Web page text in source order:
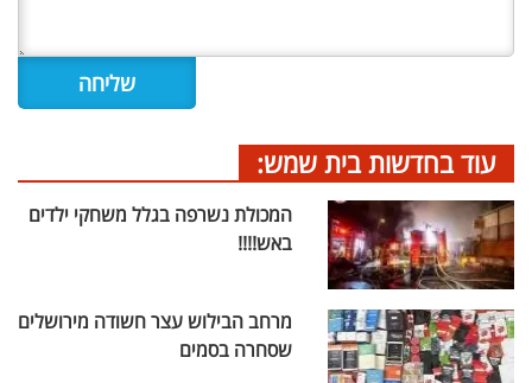
עוד בחדשות בית שמש:
המכולת נשרפה בגלל משחקי ילדים
באש!!!!
מרחב הבילוש עצר חשודה מירושלים
שסחרה בסמים